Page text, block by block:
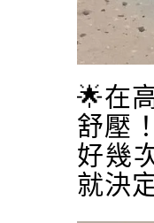
🌟在
舒壓
好幾
就決